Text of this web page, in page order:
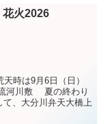
花火2026
時は9月6日（日）
河川敷 夏の終わり
て、大分川弁天大橋上